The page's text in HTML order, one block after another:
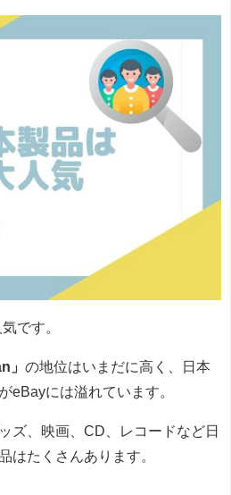
です。
」 の地位はいまだに高く、日本
eBayには溢れています。
ズ、映画、CD、レコードなど日
はたくさんあります。